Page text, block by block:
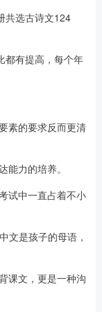
共选古诗文124
都有提高，每个年
素的要求反而更清
力的培养。
试中一直占着不小
文是孩子的母语，
课文，更是一种沟